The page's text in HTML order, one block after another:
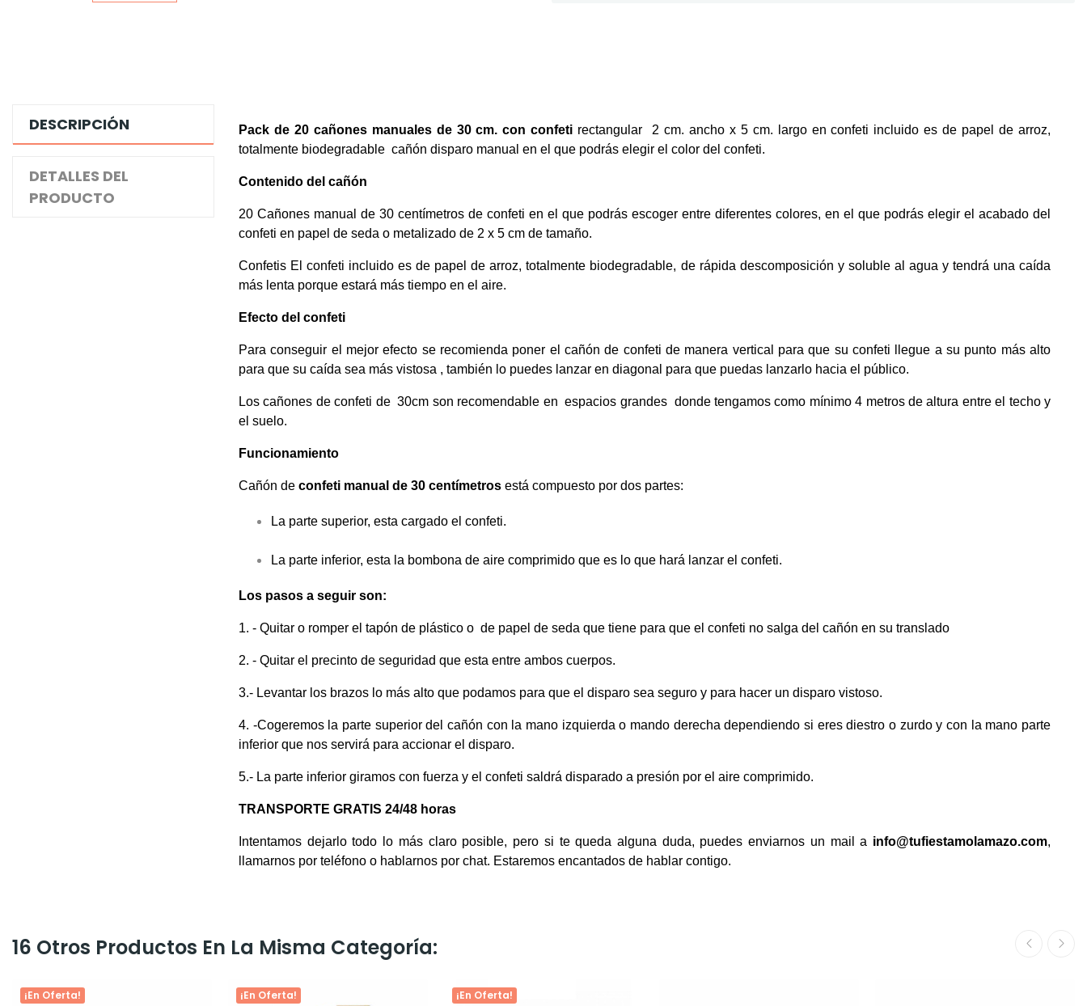
DESCRIPCIÓN
DETALLES DEL
PRODUCTO
Pack de 20 cañones manuales de 30 cm. con confeti rectangular 2 cm. ancho x 5 cm. largo en confeti incluido es de papel de arroz,
totalmente biodegradable cañón disparo manual en el que podrás elegir el color del confeti.
Contenido del cañón
20 Cañones manual de 30 centímetros de confeti en el que podrás escoger entre diferentes colores, en el que podrás elegir el acabado del
confeti en papel de seda o metalizado de 2 x 5 cm de tamaño.
Confetis El confeti incluido es de papel de arroz, totalmente biodegradable, de rápida descomposición y soluble al agua y tendrá una caída
más lenta porque estará más tiempo en el aire.
Efecto del confeti
Para conseguir el mejor efecto se recomienda poner el cañón de confeti de manera vertical para que su confeti llegue a su punto más alto
para que su caída sea más vistosa , también lo puedes lanzar en diagonal para que puedas lanzarlo hacia el público.
Los cañones de confeti de 30cm son recomendable en espacios grandes donde tengamos como mínimo 4 metros de altura entre el techo y
el suelo.
Funcionamiento
Cañón de confeti manual de 30 centímetros está compuesto por dos partes:
La parte superior, esta cargado el confeti.
La parte inferior, esta la bombona de aire comprimido que es lo que hará lanzar el confeti.
Los pasos a seguir son:
1. - Quitar o romper el tapón de plástico o de papel de seda que tiene para que el confeti no salga del cañón en su translado
2. - Quitar el precinto de seguridad que esta entre ambos cuerpos.
3.- Levantar los brazos lo más alto que podamos para que el disparo sea seguro y para hacer un disparo vistoso.
4. -Cogeremos la parte superior del cañón con la mano izquierda o mando derecha dependiendo si eres diestro o zurdo y con la mano parte
inferior que nos servirá para accionar el disparo.
5.- La parte inferior giramos con fuerza y el confeti saldrá disparado a presión por el aire comprimido.
TRANSPORTE GRATIS 24/48 horas
Intentamos dejarlo todo lo más claro posible, pero si te queda alguna duda, puedes enviarnos un mail a info@tufiestamolamazo.com,
llamarnos por teléfono o hablarnos por chat. Estaremos encantados de hablar contigo.
16 Otros Productos En La Misma Categoría:
¡En Oferta! ¡En Oferta! ¡En Oferta!